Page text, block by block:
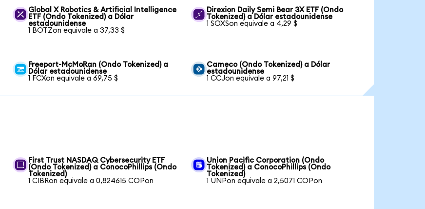
Global X Robotics & Artificial Intelligence
ETF (Ondo Tokenized) a Dólar
estadounidense
1 BOTZon equivale a 37,33 $
Direxion Daily Semi Bear 3X ETF (Ondo
Tokenized) a Dólar estadounidense
1 SOXSon equivale a 4,29 $
Freeport-McMoRan (Ondo Tokenized) a
Dólar estadounidense
1 FCXon equivale a 69,75 $
Cameco (Ondo Tokenized) a Dólar
estadounidense
1 CCJon equivale a 97,21 $
First Trust NASDAQ Cybersecurity ETF
(Ondo Tokenized) a ConocoPhillips (Ondo
Tokenized)
1 CIBRon equivale a 0,824615 COPon
Union Pacific Corporation (Ondo
Tokenized) a ConocoPhillips (Ondo
Tokenized)
1 UNPon equivale a 2,5071 COPon